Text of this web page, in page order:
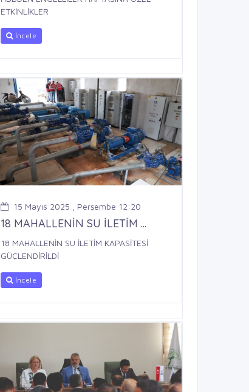
ETKİNLİKLER
İncele
15 Mayıs 2025 , Perşembe 12:20
18 MAHALLENİN SU İLETİM ...
18 MAHALLENİN SU İLETİM KAPASİTESİ
GÜÇLENDİRİLDİ
İncele